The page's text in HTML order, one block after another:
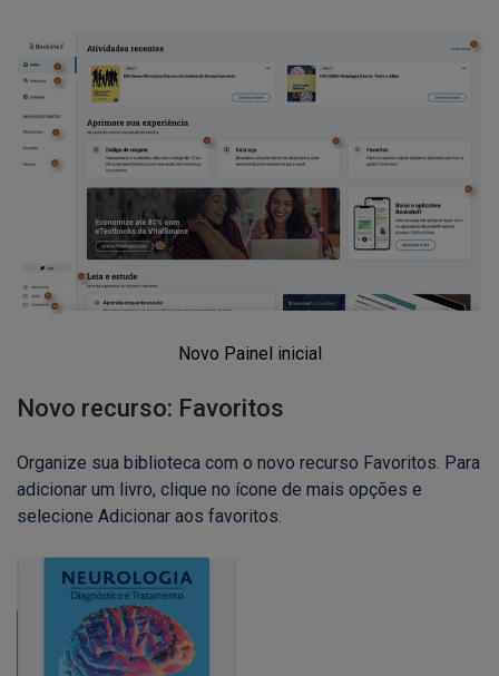
Novo Painel inicial
Novo recurso: Favoritos
Organize sua biblioteca com o novo recurso Favoritos. Para
adicionar um livro, clique no ícone de mais opções e
selecione Adicionar aos favoritos.